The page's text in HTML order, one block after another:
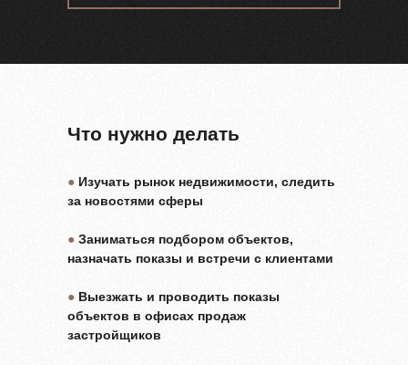
Что нужно делать
● Изучать рынок недвижимости, следить
за новостями сферы
● Заниматься подбором объектов,
назначать показы и встречи с клиентами
● Выезжать и проводить показы
объектов в офисах продаж
застройщиков